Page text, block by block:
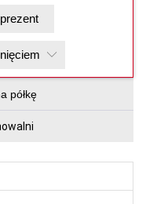
Kup na prezent
półkę